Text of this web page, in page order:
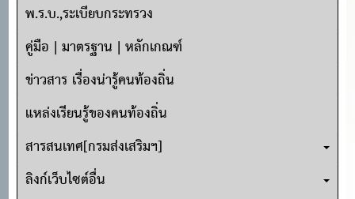
พ.ร.บ.,ระเบียบกระทรวง
คู่มือ | มาตรฐาน | หลักเกณฑ์
ข่าวสาร เรื่องน่ารู้คนท้องถิ่น
แหล่งเรียนรู้ของคนท้องถิ่น
สารสนเทศ[กรมส่งเสริมฯ]
ลิงก์เว็บไซต์อื่น